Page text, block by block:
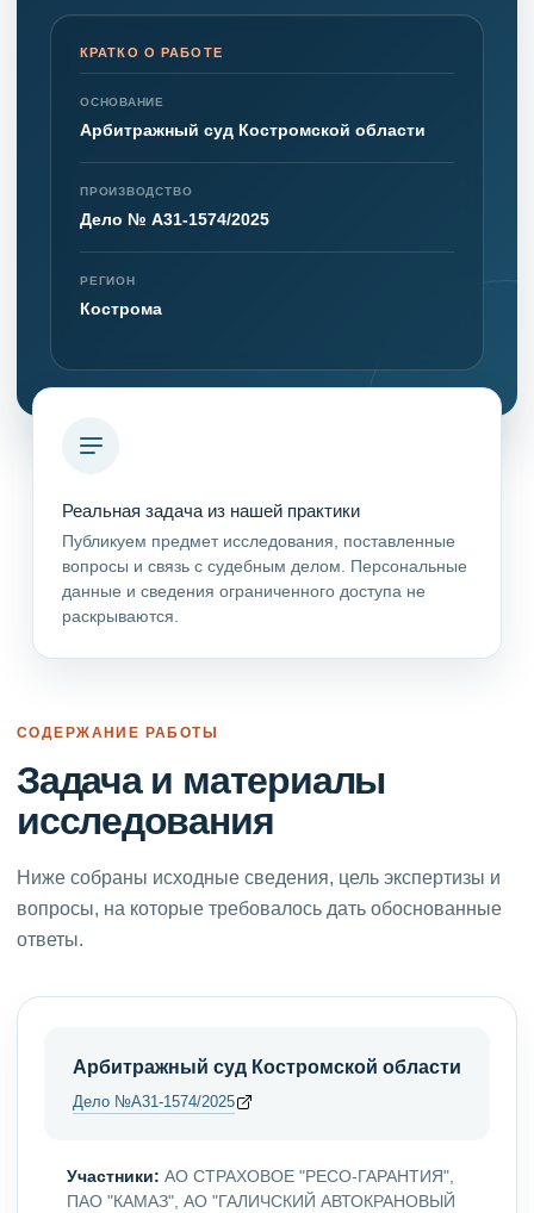
КРАТКО О РАБОТЕ
ОСНОВАНИЕ
Арбитражный суд Костромской области
ПРОИЗВОДСТВО
Дело № А31-1574/2025
РЕГИОН
Кострома
Реальная задача из нашей практики
Публикуем предмет исследования, поставленные
вопросы и связь с судебным делом. Персональные
данные и сведения ограниченного доступа не
раскрываются.
СОДЕРЖАНИЕ РАБОТЫ
Задача и материалы
исследования
Ниже собраны исходные сведения, цель экспертизы и
вопросы, на которые требовалось дать обоснованные
ответы.
Арбитражный суд Костромской области
Дело №А31-1574/2025
Участники: АО СТРАХОВОЕ "РЕСО-ГАРАНТИЯ",
ПАО "КАМАЗ", АО "ГАЛИЧСКИЙ АВТОКРАНОВЫЙ